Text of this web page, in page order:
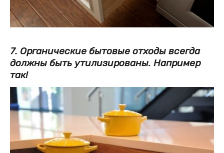
7. Органические бытовые отходы всегда
должны быть утилизированы. Например
так!